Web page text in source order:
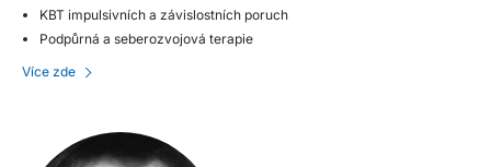
KBT impulsivních a závislostních poruch
Podpůrná a seberozvojová terapie
Více zde